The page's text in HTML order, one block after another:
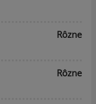
Rôzne
Rôzne